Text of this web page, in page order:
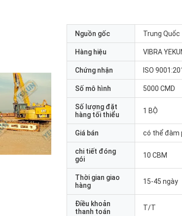
Nguồn gốc Trung Quốc
Hàng hiệu VIBRA
Chứng nhận ISO
Số mô hình 5000 CMD
Số lượng đặt
hàng tối thiểu
1 BỘ
Giá bán có thể đàm
chi tiết đóng
gói
10 CBM
Thời gian giao
hàng
15-45 ngày
Điều khoản
thanh toán
T/T